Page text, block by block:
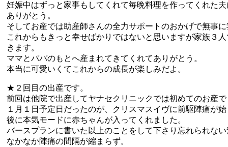
妊娠中はずっと家事もしてくれて毎晩料理を作ってくれた
ありがとう。
そしてお産では助産師さんの全力サポートのおかげで無事
これからもきっと幸せばかりではないと思いますが家族３
きます。
ママとパパのもとへ産まれてきてくれてありがとう。
本当に可愛いくてこれからの成長が楽しみだよ。
★２回目の出産です。
前回は他院で出産してヤナセクリニックでは初めてのお産
１月１日予定日だったのが、クリスマスイヴに前駆陣痛が
後に本気モードに赤ちゃんが入ってくれました。
バースプランに書いた以上のことをして下さり忘れられな
なかなか陣痛の間隔が縮まらず。